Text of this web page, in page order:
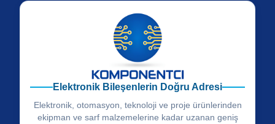
Elektronik Bileşenlerin Doğru Adresi
Elektronik, otomasyon, teknoloji ve proje ürünlerinden
ekipman ve sarf malzemelerine kadar uzanan geniş